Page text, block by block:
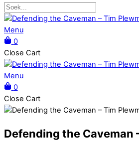
Menu
0
Close Cart
Menu
0
Close Cart
Defending the Caveman